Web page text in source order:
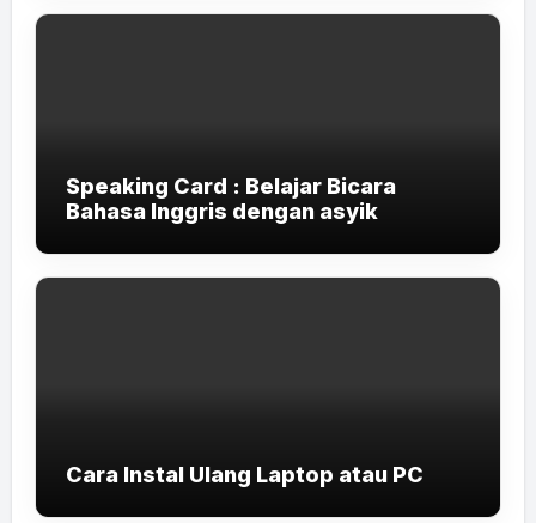
Speaking Card : Belajar Bicara
Bahasa Inggris dengan asyik
Cara Instal Ulang Laptop atau PC